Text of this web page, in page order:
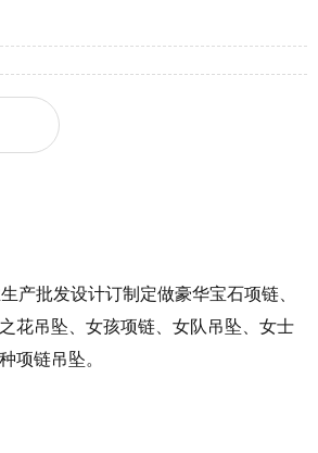
产批发设计订制定做豪华宝石项链、
花吊坠、女孩项链、女队吊坠、女士
项链吊坠。